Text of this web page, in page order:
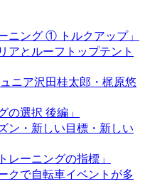
ニング ① トルクアップ」
アとルーフトップテント
ニア沢田桂太郎・梶原悠
の選択 後編」
ン・新しい目標・新しい
レーニングの指標」
クで自転車イベントが多